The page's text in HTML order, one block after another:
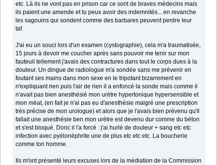
etc. Là ils ne vont pas en prison car ce sont de braves médecins mais
ils paient une amende et tu peux avoir des indemnités... en revanche
les sagouins qui sondent comme des barbares peuvent perdre leur
taf.
J'ai eu un souci lors d'un examen (cystographie), cela m'a traumatisée,
15 jours à devoir me coucher après sans pouvoir me tenir sur mon
fauteuil tellement j'avais des contractures dans tout le corps dues à la
douleur. Un dingue de radiologue m'a sondée sans me prévenir en
foutant ses mains dans mon sexe en le tripotant bizarrement en
n'expliquant rien puis l'air de rien il a enfoncé la sonde mais comme il
n'avait pas bien anesthésié mon urètre hypertonique hypersensible et
mon méat, (en fait je n'ai pas eu d'anesthésie malgré une prescription
très précise de mon urologue) et alors que je l'avais bien prévenu qu'il
fallait une anesthésie ben mon urètre est devenu dur comme du béton
et s'est bloqué. Donc il l'a forcé : j'ai hurlé de douleur + sang etc etc
infection avec pyélonéphrite une de plus etc etc etc. La boucherie
comme ton homme.
Ils m'ont présenté leurs excuses lors de la médiation de la Commission